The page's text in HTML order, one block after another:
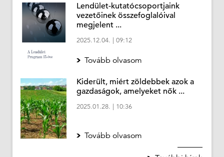
Lendület-kutatócsoportjaink
vezetőinek összefoglalóival
megjelent ...
2025.12.04. | 09:12
Tovább olvasom
Kiderült, miért zöldebbek azok a
gazdaságok, amelyeket nők ...
2025.01.28. | 10:36
Tovább olvasom